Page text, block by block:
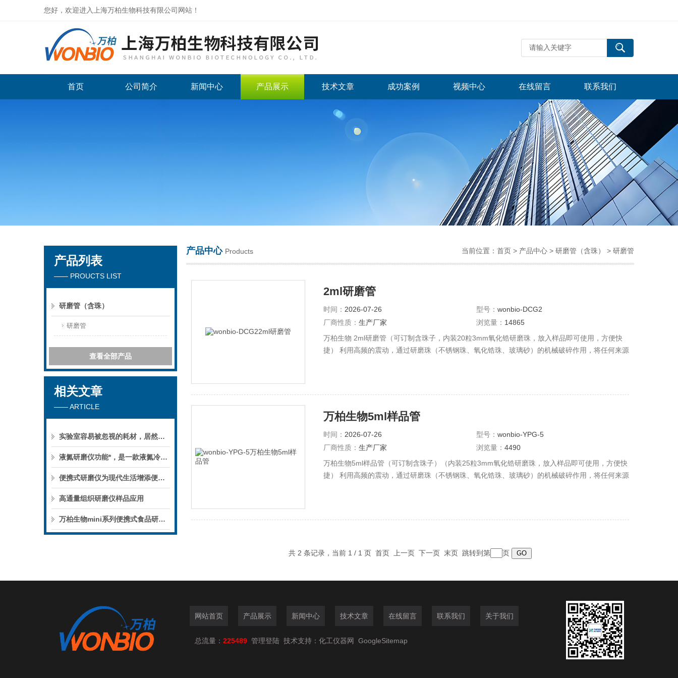
您好，欢迎进入上海万柏生物科技有限公司网站！
上海万柏生物科技有限公司
首页 公司简介 新闻中心 产品展示 技术文章 成功案例 视频中心 在线留言 联系我们
产品列表
—— PROUCTS LIST
研磨管（含珠）
研磨管
查看全部产品
相关文章
—— ARTICLE
实验室容易被忽视的耗材，居然影响这么大？
液氮研磨仪功能*，是一款液氮冷冻研磨设备
便携式研磨仪为现代生活增添便利性
高通量组织研磨仪样品应用
万柏生物mini系列便携式食品研磨仪随时随地可用
产品中心 Products 当前位置： 首页 > 产品中心 > 研磨管（含珠） > 研磨管
2ml研磨管
时间： 2026-07-26 型号： wonbio-DCG2
厂商性质： 生产厂家 浏览量： 14865
万柏生物 2ml研磨管（可订制含珠子，内装20粒3mm氧化锆研磨珠，放入样品即可使用，方便快
捷） 利用高频的震动，通过研磨珠（不锈钢珠、氧化锆珠、玻璃砂）的机械破碎作用，将任何来源
万柏生物5ml样品管
时间： 2026-07-26 型号： wonbio-YPG-5
厂商性质： 生产厂家 浏览量： 4490
万柏生物5ml样品管（可订制含珠子）（内装25粒3mm氧化锆研磨珠，放入样品即可使用，方便快
捷） 利用高频的震动，通过研磨珠（不锈钢珠、氧化锆珠、玻璃砂）的机械破碎作用，将任何来源
共 2 条记录，当前 1 / 1 页 首页 上一页 下一页 末页 跳转到第 页
网站首页 产品展示 新闻中心 技术文章 在线留言 联系我们 关于我们
总流量： 225489 管理登陆 技术支持： 化工仪器网 GoogleSitemap